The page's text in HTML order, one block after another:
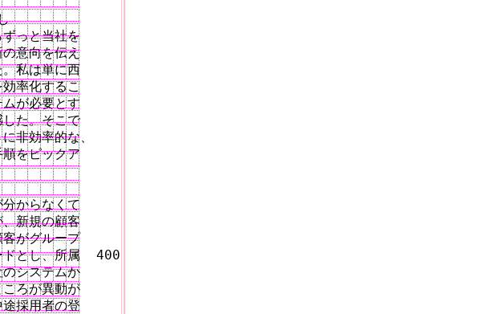
っと当社を
意向を伝え
私は単に西
率化するこ
が必要とす
た。そこで
非効率的な、
をピックア
からなくて
新規の顧客
がグループ
ドとし、所属  400
システムか
ろが異動が
採用者の登